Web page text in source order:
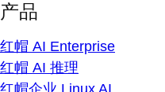
产品
红帽 AI Enterprise
红帽 AI 推理
红帽企业 Linux AI